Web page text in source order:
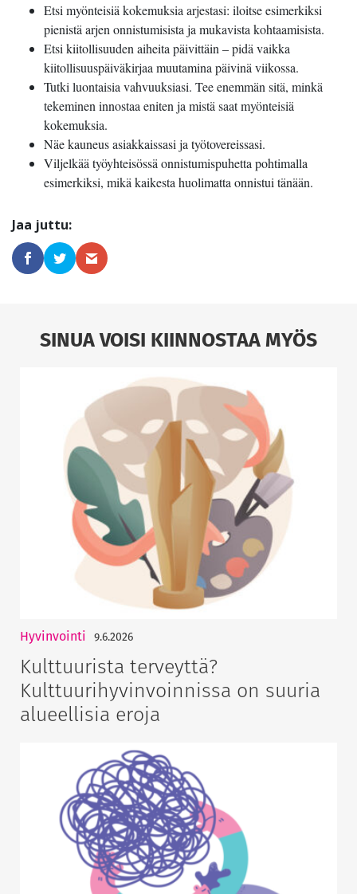
Etsi myönteisiä kokemuksia arjestasi: iloitse esimerkiksi
pienistä arjen onnistumisista ja mukavista kohtaamisista.
Etsi kiitollisuuden aiheita päivittäin – pidä vaikka
kiitollisuuspäiväkirjaa muutamina päivinä viikossa.
Tutki luontaisia vahvuuksiasi. Tee enemmän sitä, minkä
tekeminen innostaa eniten ja mistä saat myönteisiä
kokemuksia.
Näe kauneus asiakkaissasi ja työtovereissasi.
Viljelkää työyhteisössä onnistumispuhetta pohtimalla
esimerkiksi, mikä kaikesta huolimatta onnistui tänään.
SINUA VOISI KIINNOSTAA MYÖS
Hyvinvointi 9.6.2026
Kulttuurista terveyttä?
Kulttuurihyvinvoinnissa on suuria
alueellisia eroja